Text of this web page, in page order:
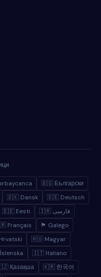
🇧🇬 Български
🇩🇰 Dansk
🇩🇪 Deutsch
🇪🇪 Eesti
🇮🇷 فارسی
Français
🏴 Galego
🇭🇺 Magyar
🇮🇹 Italiano
Қазақша 🇰🇷 한국어